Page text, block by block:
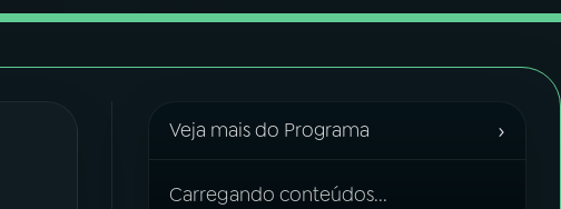
Veja mais do Programa ›
Carregando conteúdos...